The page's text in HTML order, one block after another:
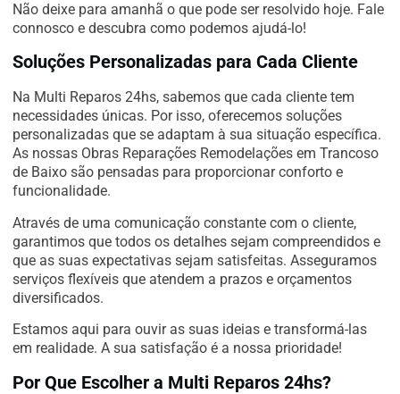
Não deixe para amanhã o que pode ser resolvido hoje. Fale
connosco e descubra como podemos ajudá-lo!
Soluções Personalizadas para Cada Cliente
Na Multi Reparos 24hs, sabemos que cada cliente tem
necessidades únicas. Por isso, oferecemos soluções
personalizadas que se adaptam à sua situação específica.
As nossas Obras Reparações Remodelações em Trancoso
de Baixo são pensadas para proporcionar conforto e
funcionalidade.
Através de uma comunicação constante com o cliente,
garantimos que todos os detalhes sejam compreendidos e
que as suas expectativas sejam satisfeitas. Asseguramos
serviços flexíveis que atendem a prazos e orçamentos
diversificados.
Estamos aqui para ouvir as suas ideias e transformá-las
em realidade. A sua satisfação é a nossa prioridade!
Por Que Escolher a Multi Reparos 24hs?